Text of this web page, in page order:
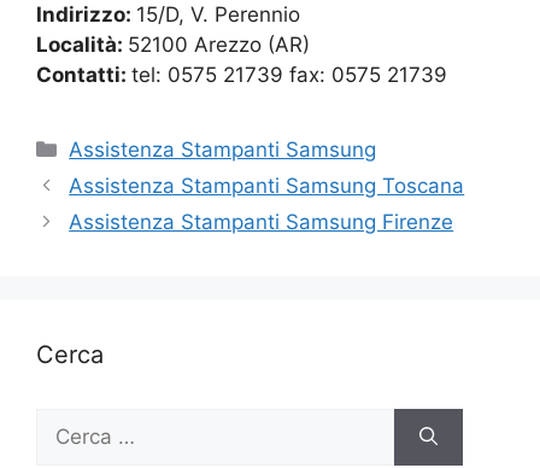
Indirizzo: 15/D, V. Perennio
Località: 52100 Arezzo (AR)
Contatti: tel: 0575 21739 fax: 0575 21739
Categorie
Assistenza Stampanti Samsung
Assistenza Stampanti Samsung Toscana
Assistenza Stampanti Samsung Firenze
Cerca
per: